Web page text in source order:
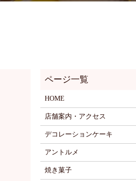
HOME
店舗案内・アクセス
デコレーションケーキ
アントルメ
焼き菓子